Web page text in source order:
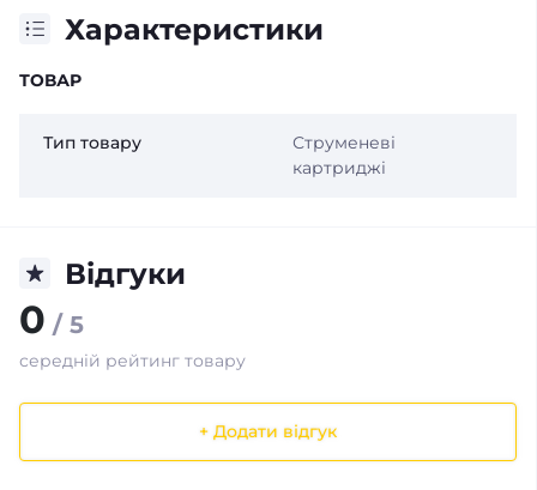
Характеристики
ТОВАР
Тип товару
Струменеві
картриджі
Відгуки
0 / 5
середній рейтинг товару
+ Додати відгук